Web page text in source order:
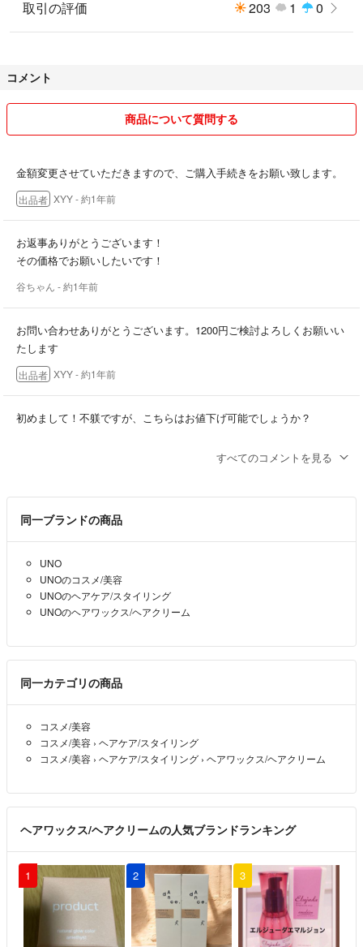
取引の評価 203 1 0
コメント
商品について質問する
金額変更させていただきますので、ご購入手続きをお願い致します。
出品者 XYY- 約1年前
お返事ありがとうございます！
その価格でお願いしたいです！
谷ちゃん - 約1年前
お問い合わせありがとうございます。1200円ご検討よろしくお願いい
たします
出品者 XYY- 約1年前
初めまして！不躾ですが、こちらはお値下げ可能でしょうか？
すべてのコメントを見る
同一ブランドの商品
UNO
UNOのコスメ/美容
UNOのヘアケア/スタイリング
UNOのヘアワックス/ヘアクリーム
同一カテゴリの商品
コスメ/美容
コスメ/美容 › ヘアケア/スタイリング
コスメ/美容 › ヘアケア/スタイリング › ヘアワックス/ヘアクリーム
ヘアワックス/ヘアクリームの人気ブランドランキング
1 2 3